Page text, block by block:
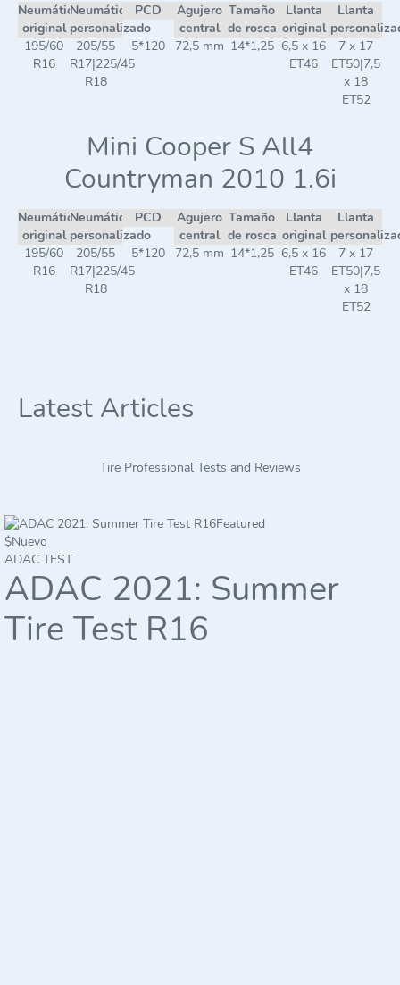
Neumático
original
Neumático
personalizado
PCD
Agujero
central
Tamaño
de rosca
Llanta
original
Llanta
195/60
R16
205/55
R17|225/45
R18
5*120 72,5 mm 14*1,25 6,5 x 16
ET46
7 x 17
ET50|7,5
x 18
ET52
Mini Cooper S All4
Countryman 2010 1.6i
Neumático
original
Neumático
personalizado
PCD
Agujero
central
Tamaño
de rosca
Llanta
original
Llanta
195/60
R16
205/55
R17|225/45
R18
5*120 72,5 mm 14*1,25 6,5 x 16
ET46
7 x 17
ET50|7,5
x 18
ET52
Latest Articles
Tire Professional Tests and Reviews
Featured
$Nuevo
ADAC TEST
ADAC 2021: Summer
Tire Test R16